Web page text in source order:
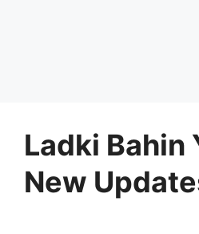
Ladki Bahin
New